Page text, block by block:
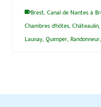
Brest,Canal de Nantes à
Chambres d'hôtes,Châteaulin,
Launay,Quimper,Randonneur,